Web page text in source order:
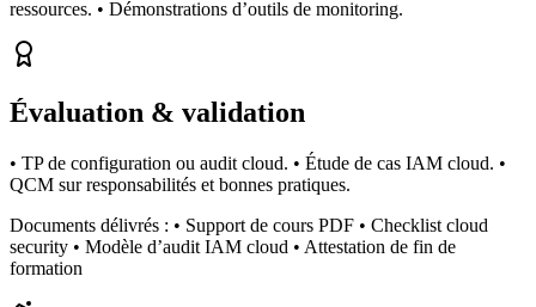
ressources. • Démonstrations d’outils de monitoring.
Évaluation & validation
• TP de configuration ou audit cloud. • Étude de cas IAM cloud. •
QCM sur responsabilités et bonnes pratiques.
Documents délivrés : • Support de cours PDF • Checklist cloud
security • Modèle d’audit IAM cloud • Attestation de fin de
formation